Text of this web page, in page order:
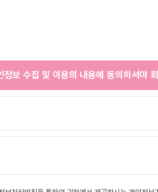
보 수집 및 이용의 내용에 동의하셔야